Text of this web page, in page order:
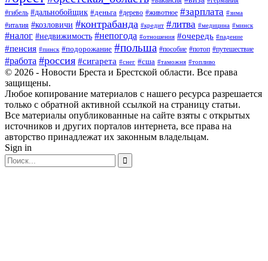
#гибель #дальнобойщик #деньга #дерево #животное #зарплата #зима
#италия #козловичи #контрабанда #кредит #литва #медицина #минск
#налог #недвижимость #непогода #отношения #очередь #падение
#пенсия #пинск #подорожание #польша #пособие #потоп #путешествие
#работа #россия #сигарета #снег #сша #таможня #топливо
© 2026 - Новости Бреста и Брестской области. Все права
защищены.
Любое копирование материалов с нашего ресурса разрешается
только с обратной активной ссылкой на страницу статьи.
Все материалы опубликованные на сайте взяты с открытых
источников и других порталов интернета, все права на
авторство принадлежат их законным владельцам.
Sign in